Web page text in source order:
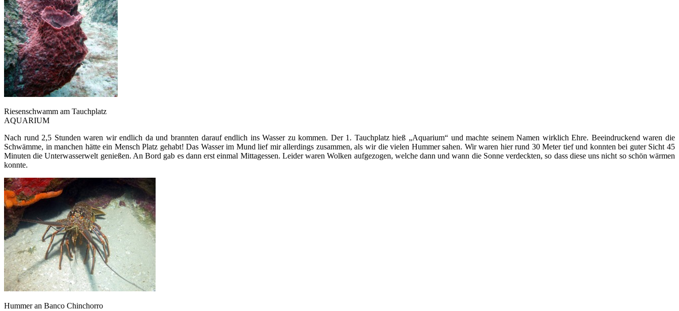
Riesenschwamm am Tauchplatz
AQUARIUM
Nach rund 2,5 Stunden waren wir endlich da und brannten darauf endlich ins Wasser zu kommen. Der 1. Tauchplatz hieß „Aquarium“ und machte seinem Namen wirklich Ehre. Beeindruckend waren die
Schwämme, in manchen hätte ein Mensch Platz gehabt! Das Wasser im Mund lief mir allerdings zusammen, als wir die vielen Hummer sahen. Wir waren hier rund 30 Meter tief und konnten bei guter Sicht 45
Minuten die Unterwasserwelt genießen. An Bord gab es dann erst einmal Mittagessen. Leider waren Wolken aufgezogen, welche dann und wann die Sonne verdeckten, so dass diese uns nicht so schön wärmen
konnte.
Hummer an Banco Chinchorro